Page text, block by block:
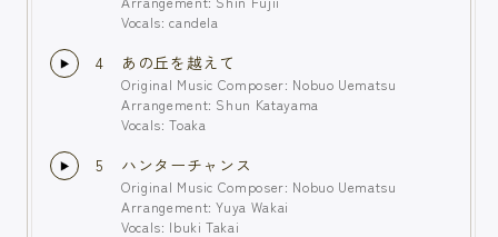
Vocals: candela
4 あの丘を越えて
Original Music Composer: Nobuo Uematsu
Arrangement: Shun Katayama
Vocals: Toaka
5 ハンターチャンス
Original Music Composer: Nobuo Uematsu
Arrangement: Yuya Wakai
Vocals: Ibuki Takai